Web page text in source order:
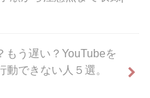
もう遅い？YouTubeを
動できない人５選。